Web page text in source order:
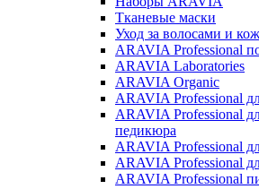
Тканевые маски
Уход за волосами и
ARAVIA Professional
ARAVIA Laboratories
ARAVIA Organic
ARAVIA Professional
ARAVIA Professional
педикюра
ARAVIA Professional
ARAVIA Professional
ARAVIA Professional